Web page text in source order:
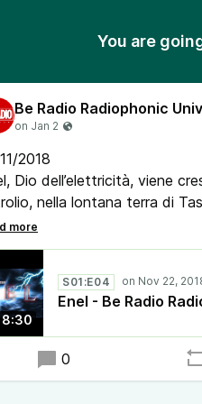
You are
Be Radio Radiophonic
2018
Dio dell’elettricità, viene
nella lontana terra di
salate imposte sui
i collegamenti della rete
degli dèi. Ma Osilvio,
Enel per la sua
poteri...
S01:E04
Enel - Be Radio
0